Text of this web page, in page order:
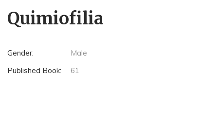
Quimiofilia
Gender:
Male
Published Book:
61